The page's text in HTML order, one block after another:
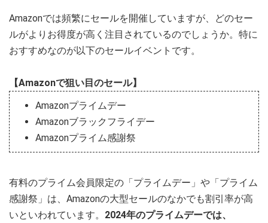
Amazonでは頻繁にセールを開催していますが、どのセー
ルがよりお得度が高く注目されているのでしょうか。特に
おすすめなのが以下のセールイベントです。
【Amazonで狙い目のセール】
Amazonプライムデー
Amazonブラックフライデー
Amazonプライム感謝祭
有料のプライム会員限定の「プライムデー」や「プライム
感謝祭」は、Amazonの大型セールのなかでも割引率が高
いといわれています。 2024年のプライムデーでは、